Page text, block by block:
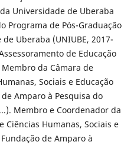
Universidade de Uberaba
Programa de Pós-Graduação
Uberaba (UNIUBE, 2017-
de Educação
Membro da Câmara de
Sociais e Educação
de Amparo à Pesquisa do
Membro e Coordenador da
Ciências Humanas, Sociais e
Fundação de Amparo à